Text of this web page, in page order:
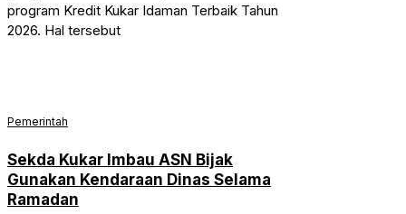
program Kredit Kukar Idaman Terbaik Tahun
2026. Hal tersebut
Pemerintah
Sekda Kukar Imbau ASN Bijak
Gunakan Kendaraan Dinas Selama
Ramadan